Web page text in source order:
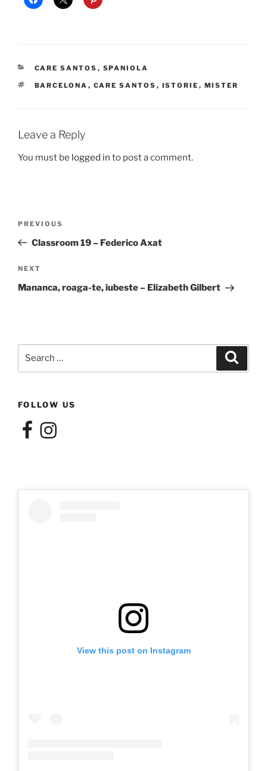
CATEGORIES
CARE SANTOS , SPANIOLA
TAGS
BARCELONA , CARE SANTOS , ISTORIE , MISTER
Leave a Reply
You must be logged in to post a comment.
Previous
Post
PREVIOUS
Classroom 19 – Federico Axat
Next
Post
NEXT
Mananca, roaga-te, iubeste – Elizabeth Gilbert
FOLLOW US
FacebookInstagram
View this post on Instagram